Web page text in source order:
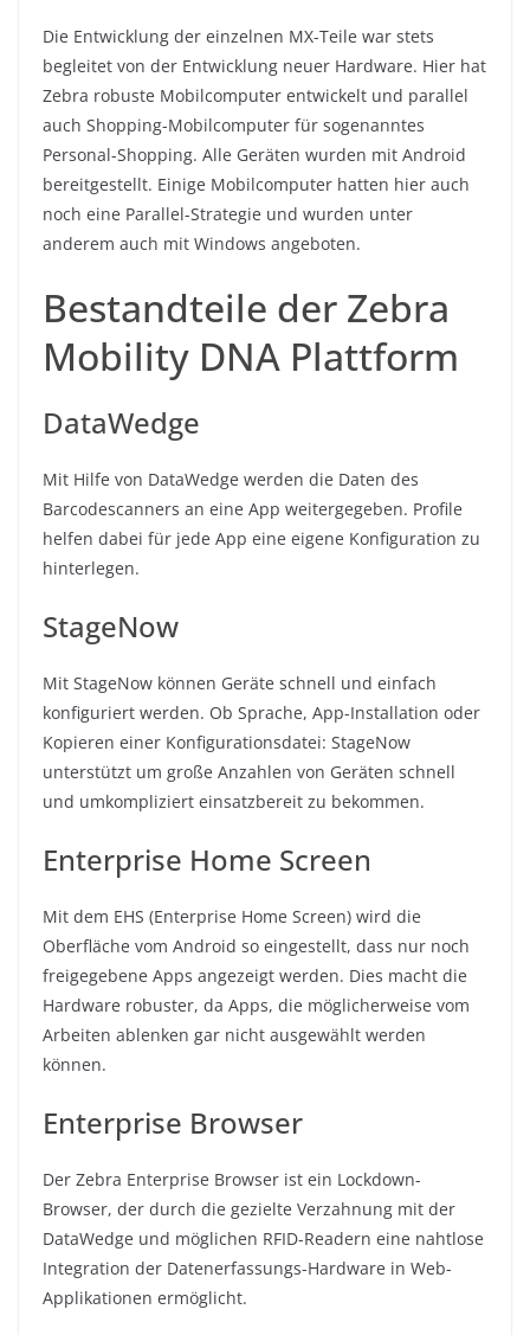
Die Entwicklung der einzelnen MX-Teile war stets
begleitet von der Entwicklung neuer Hardware. Hier hat
Zebra robuste Mobilcomputer entwickelt und parallel
auch Shopping-Mobilcomputer für sogenanntes
Personal-Shopping. Alle Geräten wurden mit Android
bereitgestellt. Einige Mobilcomputer hatten hier auch
noch eine Parallel-Strategie und wurden unter
anderem auch mit Windows angeboten.
Bestandteile der Zebra
Mobility DNA Plattform
DataWedge
Mit Hilfe von DataWedge werden die Daten des
Barcodescanners an eine App weitergegeben. Profile
helfen dabei für jede App eine eigene Konfiguration zu
hinterlegen.
StageNow
Mit StageNow können Geräte schnell und einfach
konfiguriert werden. Ob Sprache, App-Installation oder
Kopieren einer Konfigurationsdatei: StageNow
unterstützt um große Anzahlen von Geräten schnell
und umkompliziert einsatzbereit zu bekommen.
Enterprise Home Screen
Mit dem EHS (Enterprise Home Screen) wird die
Oberfläche vom Android so eingestellt, dass nur noch
freigegebene Apps angezeigt werden. Dies macht die
Hardware robuster, da Apps, die möglicherweise vom
Arbeiten ablenken gar nicht ausgewählt werden
können.
Enterprise Browser
Der Zebra Enterprise Browser ist ein Lockdown-
Browser, der durch die gezielte Verzahnung mit der
DataWedge und möglichen RFID-Readern eine nahtlose
Integration der Datenerfassungs-Hardware in Web-
Applikationen ermöglicht.